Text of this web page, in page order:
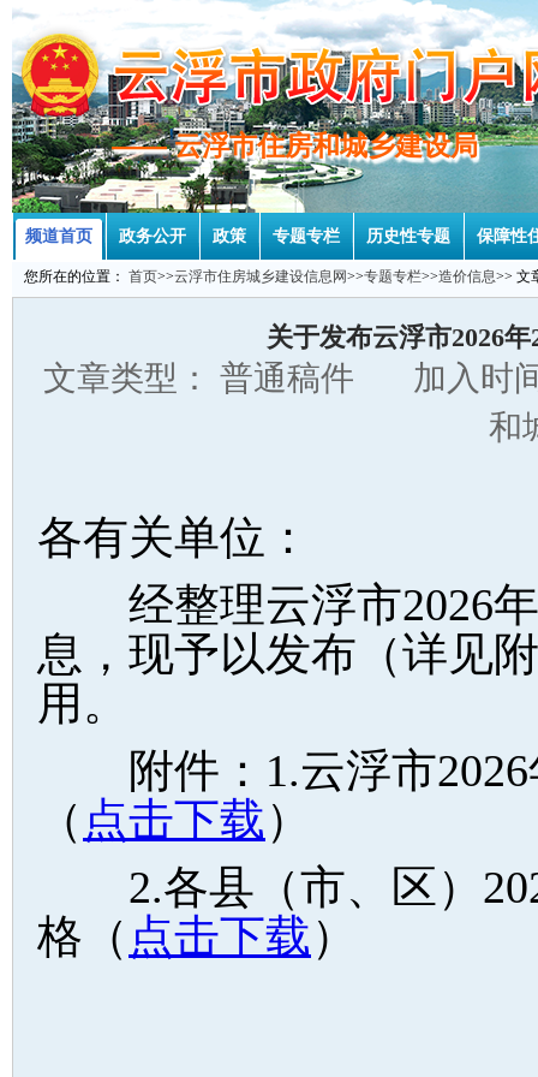
—— 云浮市住房和城乡建设局
—— 云浮市住房和城乡建设局
频道首页 政务公开 政策 专题专栏 历史性专题 保障性
您所在的位置： 首页>>云浮市住房城乡建设信息网>>专题专栏>>造价信息>> 文
关于发布云浮市2026
文章类型： 普通稿件 加入时
和
各有关单位：
经整理云浮市2026年
息，现予以发布（详见
用。
附件：1.云浮市2026
（ 点击下载）
2.各县（市、区）
格（ 点击下载）